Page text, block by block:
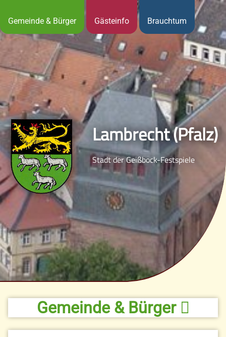
Gemeinde & Bürger Gästeinfo Brauchtum
Lambrecht (Pfalz)
Stadt der Geißbock-Festspiele
Gemeinde & Bürger